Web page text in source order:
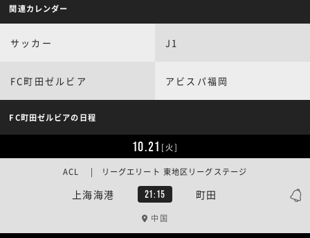
関連カレンダー
サッカー J1
FC町田ゼルビア アビスパ福岡
FC町田ゼルビアの日程
10.21 [火]
上海海港 21:15 町田
ACL | リーグエリート 東地区リーグステージ
中国